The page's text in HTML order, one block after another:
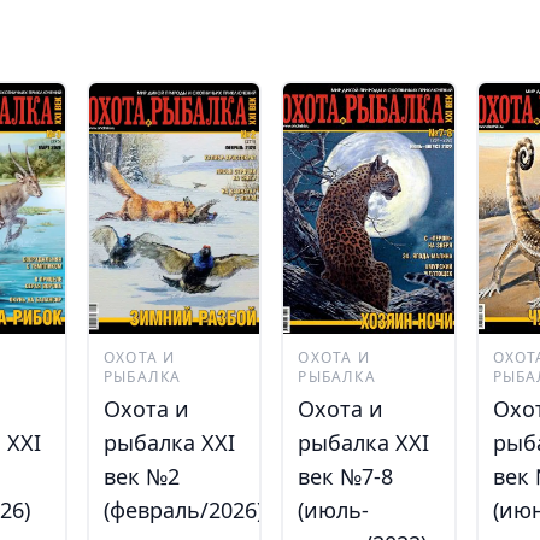
ОХОТА И
РЫБАЛКА
Охота и
рыбалка XXI
век №2
(февраль/2026)
ОХОТА И
РЫБАЛКА
Охота и
рыбалка XXI
век №7-8
(июль-